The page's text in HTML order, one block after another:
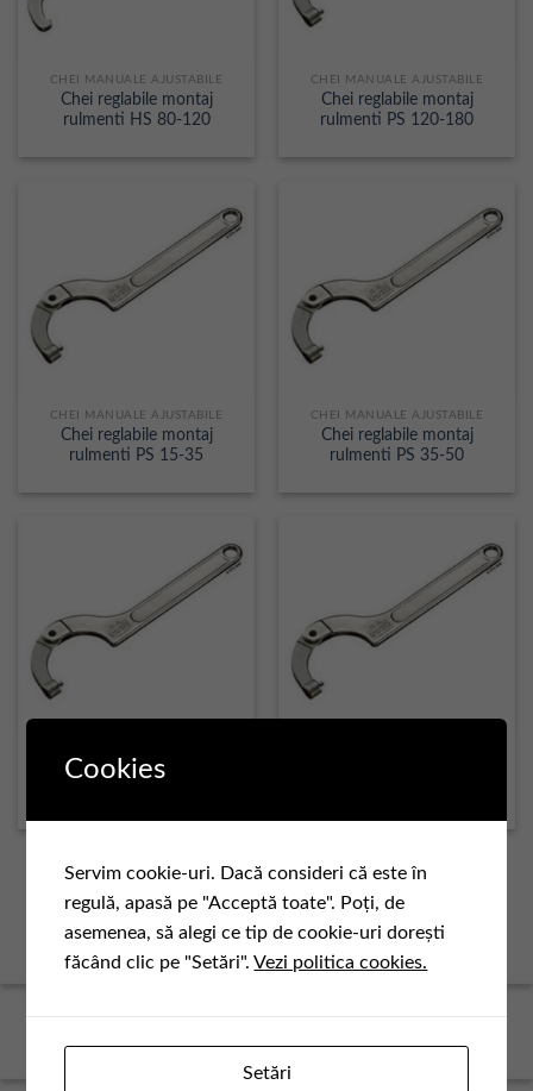
CHEI MANUALE AJUSTABILE
Chei reglabile montaj
rulmenti HS 80-120
CHEI MANUALE AJUSTABILE
Chei reglabile montaj
rulmenti PS 120-180
CHEI MANUALE AJUSTABILE
Chei reglabile montaj
rulmenti PS 15-35
CHEI MANUALE AJUSTABILE
Chei reglabile montaj
rulmenti PS 35-50
Chei reglabile montaj
Cookies
Servim cookie-uri. Dacă consideri că este în
regulă, apasă pe "Acceptă toate". Poți, de
asemenea, să alegi ce tip de cookie-uri dorești
făcând clic pe "Setări".Vezi politica cookies.
Setări